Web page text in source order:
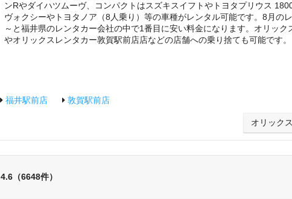
ンRやダイハツムーヴ、コンパクトはスズキスイフトやトヨタプリウス
ヴォクシーやトヨタノア（8人乗り）等の車種がレンタル可能です。8月の
～と福井県のレンタカー会社の中で1番目に安い料金になります。オリッ
やオリックスレンタカー敦賀駅前店店などの店舗への乗り捨ても可能です。
福井駅前店 敦賀駅前店
オリック
4.6（6648件）